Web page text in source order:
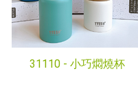
31110 - 小巧燜燒杯